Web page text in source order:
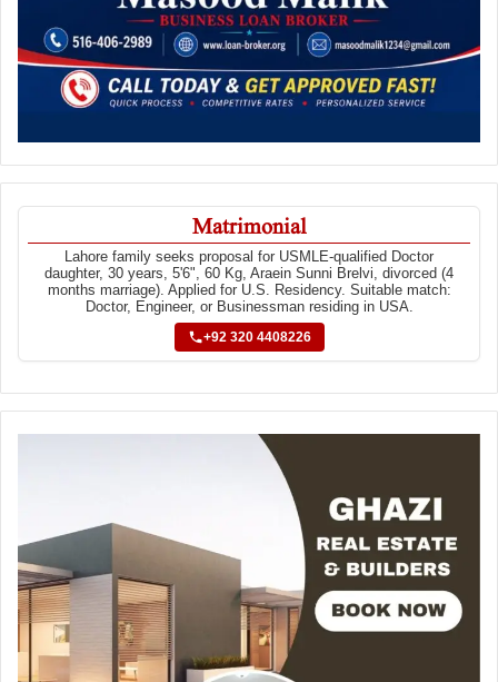
Matrimonial
Lahore family seeks proposal for USMLE-qualified Doctor
daughter, 30 years, 5'6", 60 Kg, Araein Sunni Brelvi, divorced (4
months marriage). Applied for U.S. Residency. Suitable match:
Doctor, Engineer, or Businessman residing in USA.
+92 320 4408226